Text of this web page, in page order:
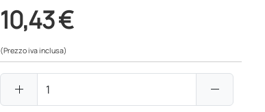
10,43 €
(Prezzo iva inclusa)
add remove